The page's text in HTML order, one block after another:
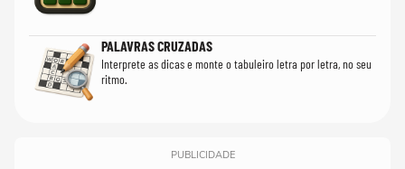
PALAVRAS CRUZADAS
Interprete as dicas e monte o tabuleiro letra por letra, no seu
ritmo.
PUBLICIDADE